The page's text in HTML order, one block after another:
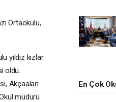
Ortaokulu,
yıldız kızlar
oldu.
Akçaalan
müdürü
En Çok